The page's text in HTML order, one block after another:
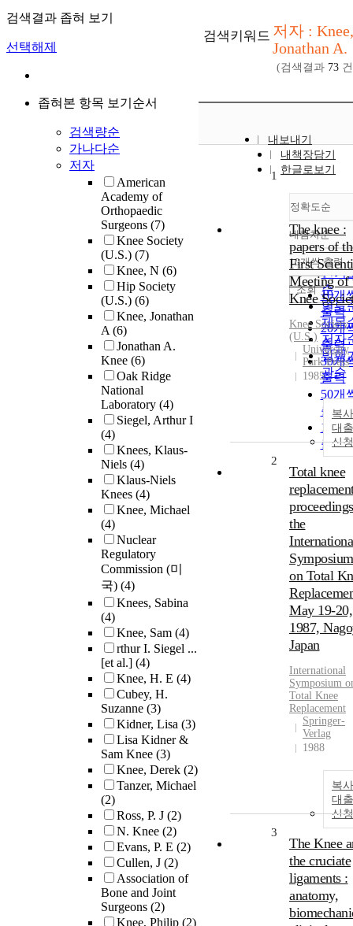
검색결과 좁혀 보기
선택해제
좁혀본 항목 보기순서
검색량순
가나다순
저자
American
Academy of
Orthopaedic
Surgeons (7)
Knee Society
(U.S.) (7)
Knee, N (6)
Hip Society
(U.S.) (6)
Knee, Jonathan
A(6)
Jonathan A.
Knee (6)
Oak Ridge
National
Laboratory (4)
Siegel, Arthur I
(4)
Knees, Klaus-
Niels (4)
Klaus-Niels
Knees (4)
Knee, Michael
(4)
Nuclear
Regulatory
Commission (미
국) (4)
Knees, Sabina
(4)
Knee, Sam (4)
rthur I. Siegel ...
[et al.] (4)
Knee, H. E (4)
Cubey, H.
Suzanne (3)
Kidner, Lisa (3)
Lisa Kidner &
Sam Knee (3)
Knee, Derek (2)
Tanzer, Michael
(2)
Ross, P. J (2)
N. Knee (2)
Evans, P. E (2)
Cullen, J (2)
Association of
Bone and Joint
Surgeons (2)
Knee, Philip (2)
검색키워드 저자 : Knee,
Jonathan A.
(검색결과 73
내보내기
내책장담기
한글로보기
정확도순
정확
순
인기
순
연도
제목
저자
발행
관순
내림차순
내림
10개씩 출력
10개
출력
20개
출력
30개
출력
50개
출력
100
출력
조회
1
The knee :
papers of
First
Meeting of
Knee
KneeSociety
(U.S.)
University
Park Press
1985
복
대출
신청
2
Total knee
the
Symposium
on Total
May 19-20,
1987,
Japan
International
Symposium
Total Knee
Replacement
Springer-
Verlag
1988
복
대출
신청
3
The Knee
the cruciate
ligaments :
anatomy,